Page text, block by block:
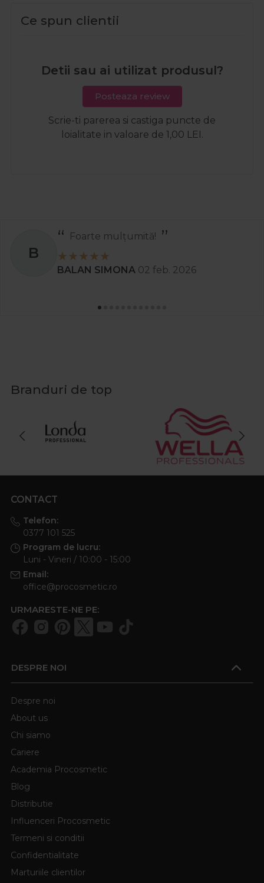
Ce spun clientii
Detii sau ai utilizat produsul?
Posteaza review
Scrie-ti parerea si castiga puncte de
loialitate in valoare de 1,00 LEI.
S
Recomand
Stanciu Aura Andreea 02 apr. 2025
Branduri de top
CONTACT
Telefon:
0377 101 525
Program de lucru:
Luni - Vineri / 10:00 - 15:00
Email:
office@procosmetic.ro
URMARESTE-NE PE:
DESPRE NOI
Despre noi
About us
Chi siamo
Cariere
Academia Procosmetic
Blog
Distributie
Influenceri Procosmetic
Termeni si conditii
Confidentialitate
Marturiile clientilor